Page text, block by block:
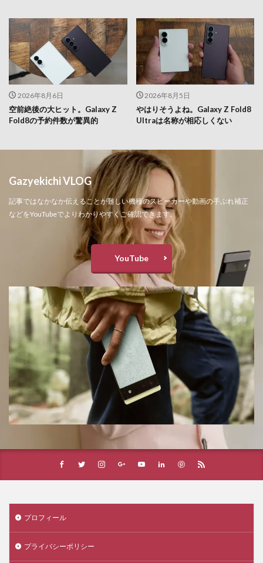
2026年8月6日
空前絶後の大ヒット。Galaxy Z
Fold8の予約件数が驚異的
2026年8月5日
やはりそうよね。Galaxy Z Fold8
Ultraは名称が相応しくない
Gazyekichi VLOG
記事ではなかなか伝えることが難しい機種のスピーカーや動画の手ぶれ補正
などをYouTubeでよりわかりやすくご確認できます。
YouTube
プロフィール
プライバシーポリシー